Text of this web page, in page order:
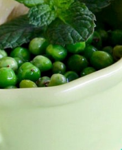
Starters